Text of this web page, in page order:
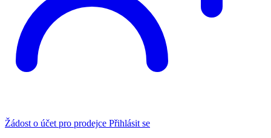
Žádost o účet pro prodejce Přihlásit se